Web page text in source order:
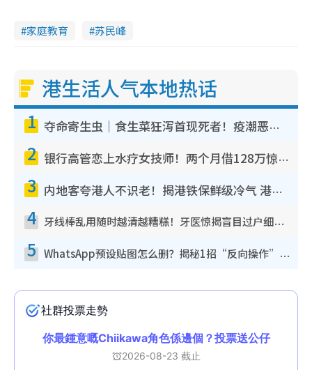
家庭教育 苏民峰
港生活人气本地热话
1 夺命寄生虫｜食生菜狂泻首现死者！疫潮恶化录1.8万宗病例 揭洗菜3大谬误
2 银行高管恋上水疗女技师！两个月借128万惊觉“沉船”沉落火海 揭背后疑似邪教操控卖淫
3 内地客夸港人不识老！揭港铁保鲜级冷气 港人求放过：别投诉
4 牙线棒乱用随时越清越糟糕！牙医惊揭盲目过户细菌恐致蛀牙：这种才是日常真保养
5 WhatsApp预设贴图怎么删？揭秘1招“反向操作”还原简洁界面 附3步实测教程